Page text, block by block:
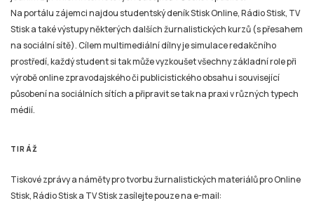
Na portálu zájemci najdou studentský deník Stisk Online, Rádio Stisk, TV
Stisk a také výstupy některých dalších žurnalistických kurzů (s přesahem
na sociální sítě). Cílem multimediální dílny je simulace redakčního
prostředí, každý student si tak může vyzkoušet všechny základní role při
výrobě online zpravodajského či publicistického obsahu i související
působení na sociálních sítích a připravit se tak na praxi v různých typech
médií.
TIRÁŽ
Tiskové zprávy a náměty pro tvorbu žurnalistických materiálů pro Online
Stisk, Rádio Stisk a TV Stisk zasílejte pouze na e-mail: